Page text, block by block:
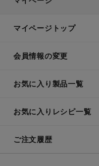
マイページトップ
会員情報の変更
お気に入り製品一覧
お気に入りレシピ一覧
ご注文履歴